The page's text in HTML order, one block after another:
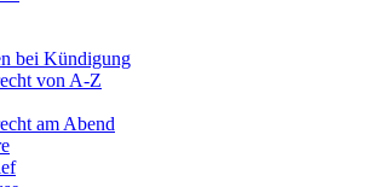
bei Kündigung
von A-Z
am Abend